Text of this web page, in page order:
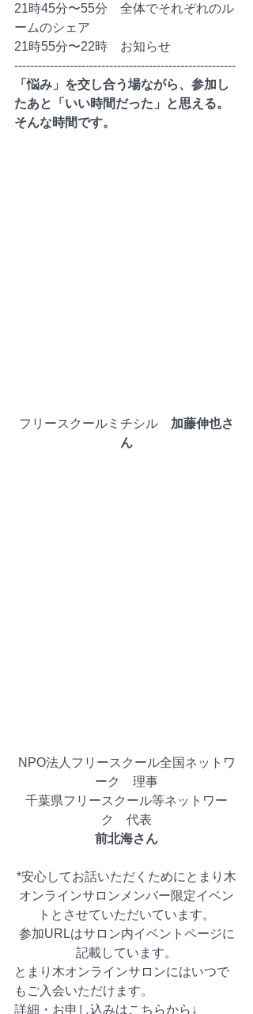
21時45分〜55分　全体でそれぞれのル
ームのシェア
21時55分〜22時　お知らせ
--------------------------------------------------------
「悩み」を交し合う場ながら、参加し
たあと「いい時間だった」と思える。
そんな時間です。
フリースクールミチシル 加藤伸也さ
ん
NPO法人フリースクール全国ネットワ
ーク　理事
千葉県フリースクール等ネットワー
ク　代表
前北海さん
*安心してお話いただくためにとまり木
オンラインサロンメンバー限定イベン
トとさせていただいています。
参加URLはサロン内イベントページに
記載しています。
とまり木オンラインサロンにはいつで
もご入会いただけます。
詳細・お申し込みはこちらから↓